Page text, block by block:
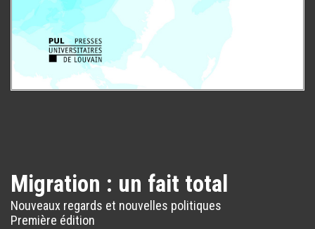
Migration : un fait total
Nouveaux regards et nouvelles politiques
Première édition